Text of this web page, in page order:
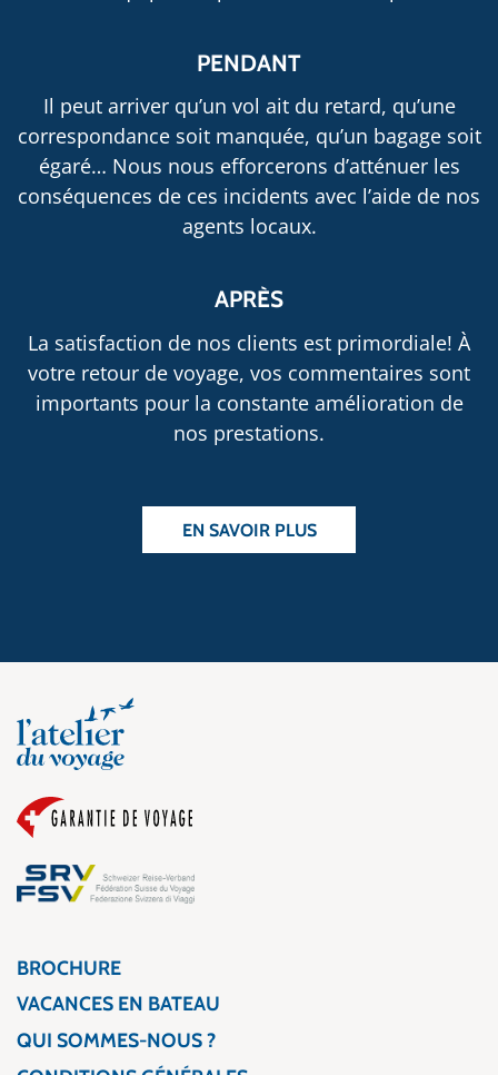
PENDANT
Il peut arriver qu’un vol ait du retard, qu’une
correspondance soit manquée, qu’un bagage soit
égaré… Nous nous efforcerons d’atténuer les
conséquences de ces incidents avec l’aide de nos
agents locaux.
APRÈS
La satisfaction de nos clients est primordiale! À
votre retour de voyage, vos commentaires sont
importants pour la constante amélioration de
nos prestations.
EN SAVOIR PLUS
BROCHURE
VACANCES EN BATEAU
QUI SOMMES-NOUS ?